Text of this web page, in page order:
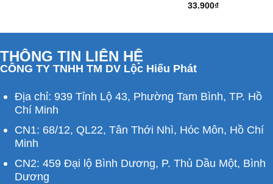
33.900₫
THÔNG TIN LIÊN HỆ
CÔNG TY TNHH TM DV Lộc Hiếu Phát
Địa chỉ: 939 Tỉnh Lộ 43, Phường Tam Bình, TP. Hồ
Chí Minh
CN1: 68/12, QL22, Tân Thới Nhì, Hóc Môn, Hồ Chí
Minh
CN2: 459 Đại lộ Bình Dương, P. Thủ Dầu Một, Bình
Dương